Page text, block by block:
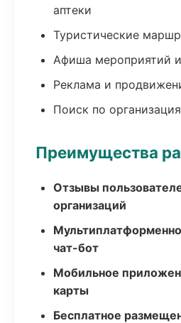
аптеки
Туристические
Афиша мероприятий
Реклама и
Поиск по
Преимущества
Отзывы
организаций
чат-бот
Мобильное
карты
Бесплатное